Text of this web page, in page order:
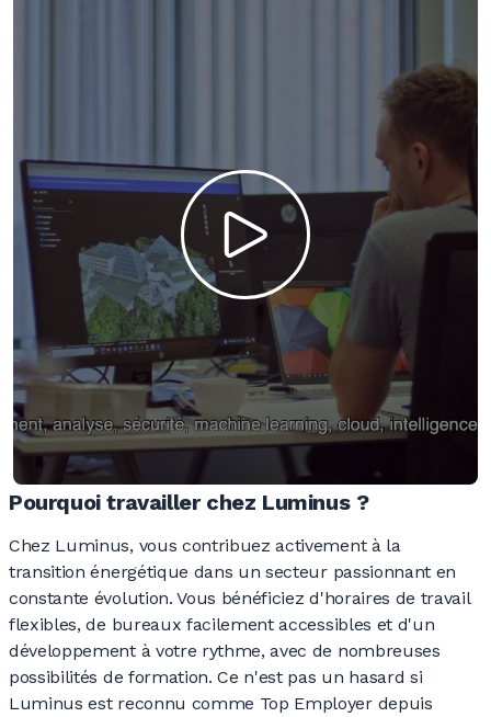
Pourquoi travailler chez Luminus ?
Chez Luminus, vous contribuez activement à la
transition énergétique dans un secteur passionnant en
constante évolution. Vous bénéficiez d'horaires de travail
flexibles, de bureaux facilement accessibles et d'un
développement à votre rythme, avec de nombreuses
possibilités de formation. Ce n'est pas un hasard si
Luminus est reconnu comme Top Employer depuis